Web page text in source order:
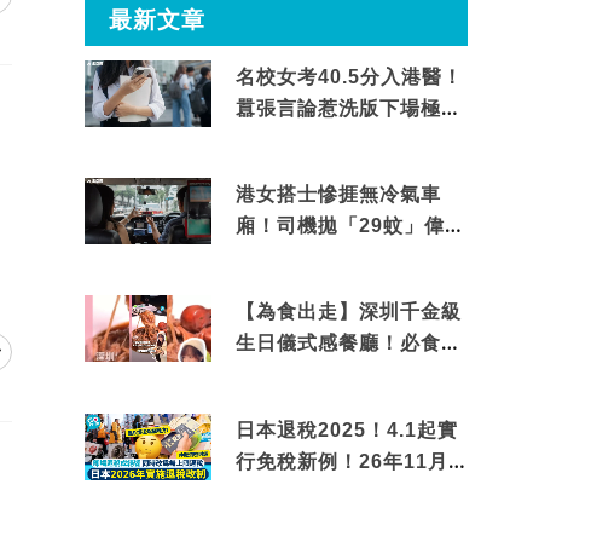
最新文章
名校女考40.5分入港醫！
囂張言論惹洗版下場極震
港女搭士慘捱無冷氣車
廂！司機拋「29蚊」偉論
【為食出走】深圳千金級
生日儀式感餐廳！必食失
日本退稅2025！4.1起實
行免稅新例！26年11月